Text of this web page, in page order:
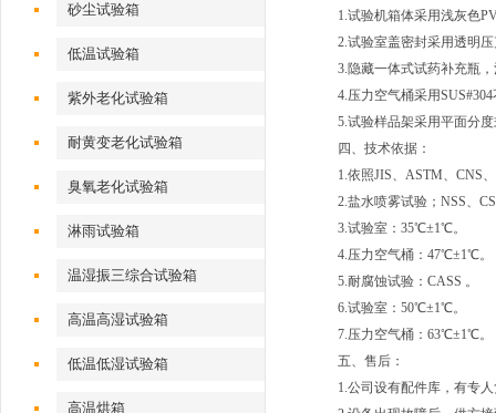
砂尘试验箱
低温试验箱
紫外老化试验箱
耐黄变老化试验箱
臭氧老化试验箱
淋雨试验箱
温湿振三综合试验箱
高温高湿试验箱
低温低湿试验箱
高温烘箱
1.试验机箱体采用浅灰色
2.试验室盖密封采用透明
3.隐藏一体式试药补充瓶
4.压力空气桶采用
5.试验样品架采用平面分
四、技术依据：
1.依照JIS、ASTM、CNS
2.盐水喷雾试验；NSS、
3.试验室：35℃±1℃。
4.压力空气桶：47℃±1℃。
5.耐腐蚀试验：CASS
6.试验室：50℃±1℃。
7.压力空气桶：63℃±1℃。
五、售后：
1.公司设有配件库，有专